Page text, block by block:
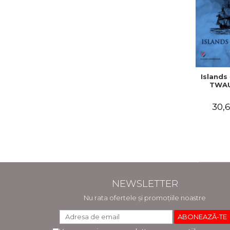
NEWSLETTER
Nu rata ofertele și promoțiile noastre